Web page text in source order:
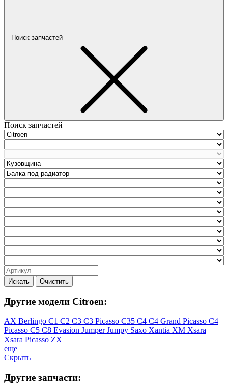
Поиск запчастей
Поиск запчастей
Искать Очистить
Другие модели Citroen:
AX Berlingo C1 C2 C3 C3 Picasso C35 C4 C4 Grand Picasso C4
Picasso C5 C8 Evasion JumperJumpy Saxo Xantia XM Xsara
Xsara Picasso ZX
еще
Скрыть
Другие запчасти: